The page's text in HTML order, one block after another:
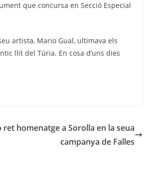
que concursa en Secció Especial
artista, Mario Gual, ultimava els
llit del Túria. En cosa d’uns dies
ret homenatge a Sorolla en la seua
campanya de Falles